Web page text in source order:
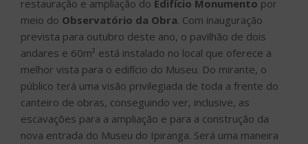
restauração e ampliação do Edifício Monumento por
meio do Observatório da Obra. Com inauguração
prevista para outubro deste ano, o pavilhão de dois
andares e 60m² está instalado no local que oferece a
melhor vista para o edifício do Museu. Do mirante, o
público terá uma visão privilegiada de toda a frente do
canteiro de obras, conseguindo ver, inclusive, as
escavações para a ampliação e para a construção da
nova entrada do Museu do Ipiranga. Será uma maneira